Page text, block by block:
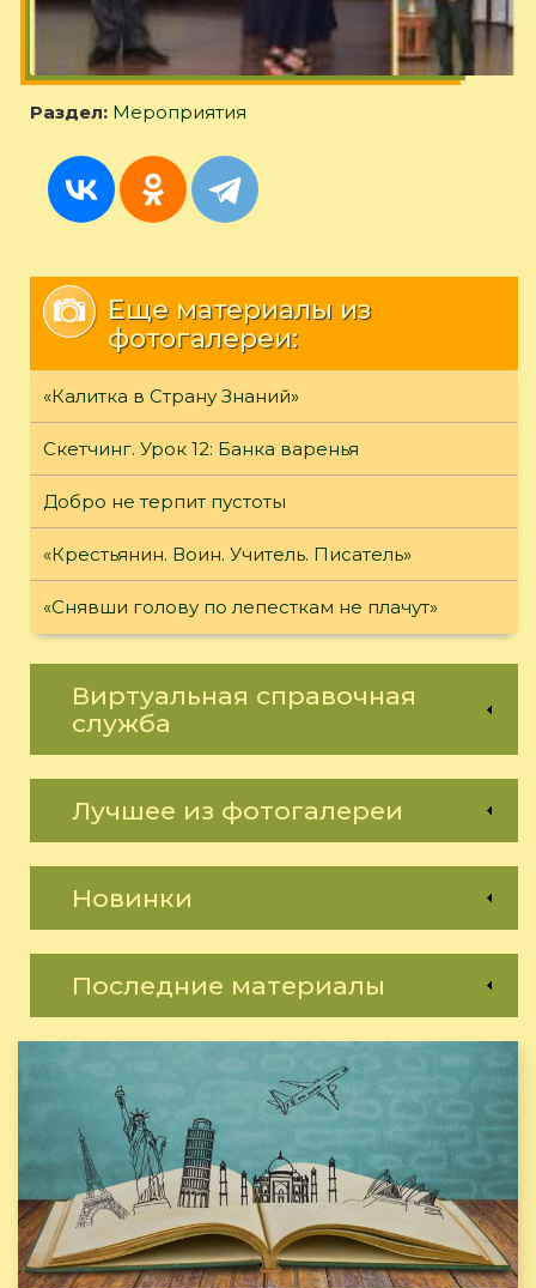
Раздел: Мероприятия
Еще материалы из
фотогалереи:
«Калитка в Страну Знаний»
Скетчинг. Урок 12: Банка варенья
Добро не терпит пустоты
«Крестьянин. Воин. Учитель. Писатель»
«Снявши голову по лепесткам не плачут»
Виртуальная справочная
служба
Лучшее из фотогалереи
Новинки
Последние материалы